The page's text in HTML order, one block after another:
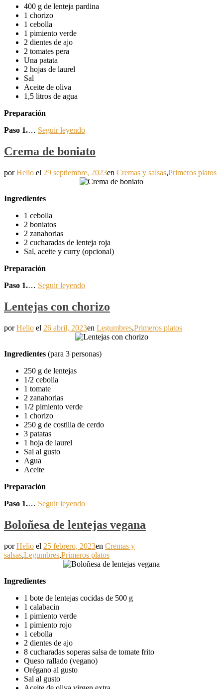
400 g de lenteja pardina
1 chorizo
1 cebolla
1 pimiento verde
2 dientes de ajo
2 tomates pera
Una patata
2 hojas de laurel
Sal
Aceite de oliva
1,5 litros de agua
Preparación
Paso 1.… Seguir leyendo
Crema de boniato
porHelio el 29 septiembre, 2023en Cremas y salsas,Primeros platos
Ingredientes
1 cebolla
2 boniatos
2 zanahorias
2 cucharadas de lenteja roja
Sal, aceite y curry (opcional)
Preparación
Paso 1.… Seguir leyendo
Lentejas con chorizo
porHelio el 26 abril, 2023en Legumbres,Primeros platos
Ingredientes (para 3 personas)
250 g de lentejas
1/2 cebolla
1 tomate
2 zanahorias
1/2 pimiento verde
1 chorizo
250 g de costilla de cerdo
3 patatas
1 hoja de laurel
Sal al gusto
Agua
Aceite
Preparación
Paso 1.… Seguir leyendo
Boloñesa de lentejas vegana
porHelio el 25 febrero, 2023en Cremas y
salsas,Legumbres,Primeros platos
Ingredientes
1 bote de lentejas cocidas de 500 g
1 calabacin
1 pimiento verde
1 pimiento rojo
1 cebolla
2 dientes de ajo
8 cucharadas soperas salsa de tomate frito
Queso rallado (vegano)
Orégano al gusto
Sal al gusto